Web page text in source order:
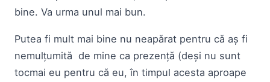
bine. Va urma unul mai bun.
Putea fi mult mai bine nu neapărat pentru că aș fi
nemulțumită de mine ca prezență (deși nu sunt
tocmai eu pentru că eu, în timpul acesta aproape